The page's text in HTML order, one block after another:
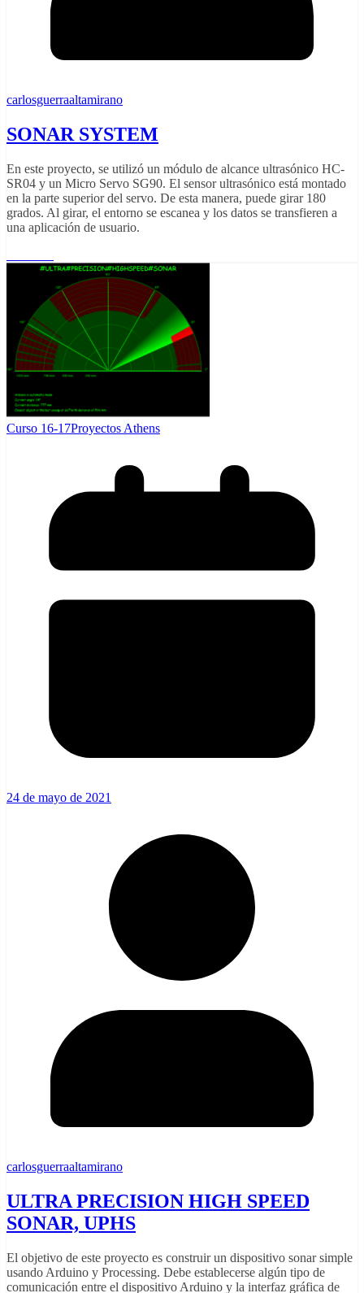
carlosguerraaltamirano
SONAR SYSTEM
En este proyecto, se utilizó un módulo de alcance ultrasónico HC-
SR04 y un Micro Servo SG90. El sensor ultrasónico está montado
en la parte superior del servo. De esta manera, puede girar 180
grados. Al girar, el entorno se escanea y los datos se transfieren a
una aplicación de usuario.
Curso 16-17Proyectos Athens
24 de mayo de 2021
carlosguerraaltamirano
ULTRA PRECISION HIGH SPEED
SONAR, UPHS
El objetivo de este proyecto es construir un dispositivo sonar simple
usando Arduino y Processing. Debe establecerse algún tipo de
comunicación entre el dispositivo Arduino y la interfaz gráfica de